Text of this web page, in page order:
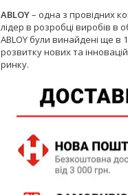
ABLOY– одна з провідних
лідер в розробці виробів в
ABLOY були винайдені ще в
розвитку нових та
ринку.